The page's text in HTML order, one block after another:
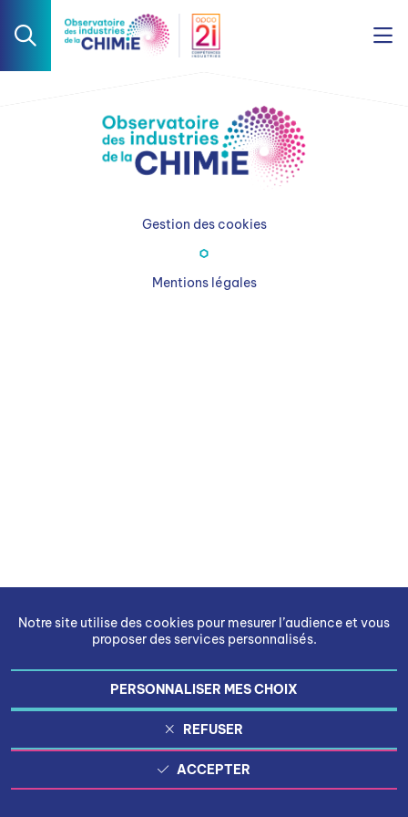
Notre site utilise des cookies pour mesurer l’audience et vous
proposer des services personnalisés.
PERSONNALISER MES CHOIX
REFUSER
ACCEPTER
Gestion des cookies
Mentions légales